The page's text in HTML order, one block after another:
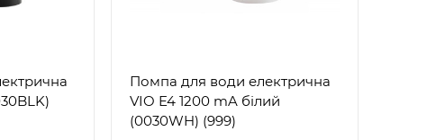
Популярний Популярний
Помпа для води електрична
VIO E4 1200 mA білий
(0030WH) (999)